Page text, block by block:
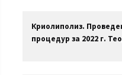
Криолиполиз.
процедур за 2022 г.